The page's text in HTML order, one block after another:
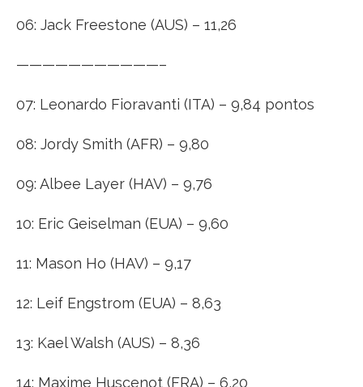
06: Jack Freestone (AUS) – 11,26
———————————–
07: Leonardo Fioravanti (ITA) – 9,84 pontos
08: Jordy Smith (AFR) – 9,80
09: Albee Layer (HAV) – 9,76
10: Eric Geiselman (EUA) – 9,60
11: Mason Ho (HAV) – 9,17
12: Leif Engstrom (EUA) – 8,63
13: Kael Walsh (AUS) – 8,36
14: Maxime Huscenot (FRA) – 6,20